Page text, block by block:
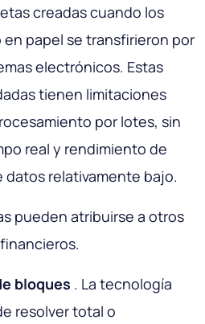
creadas cuando los
papel se transfirieron por
electrónicos. Estas
tienen limitaciones
por lotes, sin
real y rendimiento de
relativamente bajo.
pueden atribuirse a otros
bloques . La tecnología
resolver total o